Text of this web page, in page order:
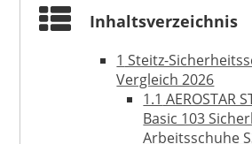
Inhaltsverzeichnis
1 Steitz-
Vergleich 2026
1.1 AEROSTAR
Basic 103
Arbeitsschuhe